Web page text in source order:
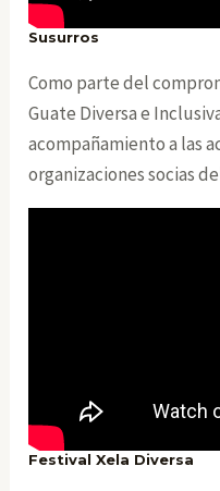
Susurros
Como parte del
Guate Diversa e
acompañamiento a las
organizaciones socias
Festival Xela Diversa